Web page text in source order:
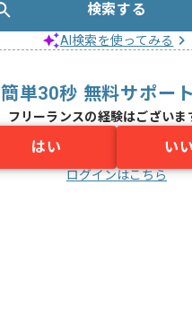
検索する
AI検索を使ってみる
簡単30秒 無料サポー
フリーランスの経験はございま
はい い
ログインはこちら